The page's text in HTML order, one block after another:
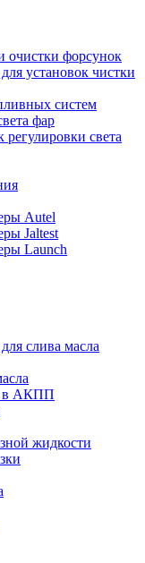
очистки форсунок
установок чистки
систем
фар
регулировки света
Autel
Jaltest
Launch
слива масла
в АКПП
жидкости